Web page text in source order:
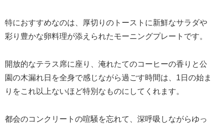
特におすすめなのは、厚切りのトーストに新鮮なサラダや
彩り豊かな卵料理が添えられたモーニングプレートです。
開放的なテラス席に座り、淹れたてのコーヒーの香りと公
園の木漏れ日を全身で感じながら過ごす時間は、1日の始ま
りをこれ以上ないほど特別なものにしてくれます。
都会のコンクリートの喧騒を忘れて、深呼吸しながらゆっ